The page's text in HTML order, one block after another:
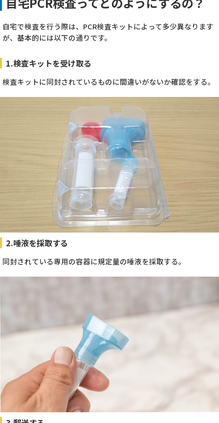
自宅で検査を行う際は、PCR検査キットによって多少異なります
が、基本的には以下の通りです。
1.検査キットを受け取る
検査キットに同封されているものに間違いがないか確認をする。
2.唾液を採取する
同封されている専用の容器に規定量の唾液を採取する。